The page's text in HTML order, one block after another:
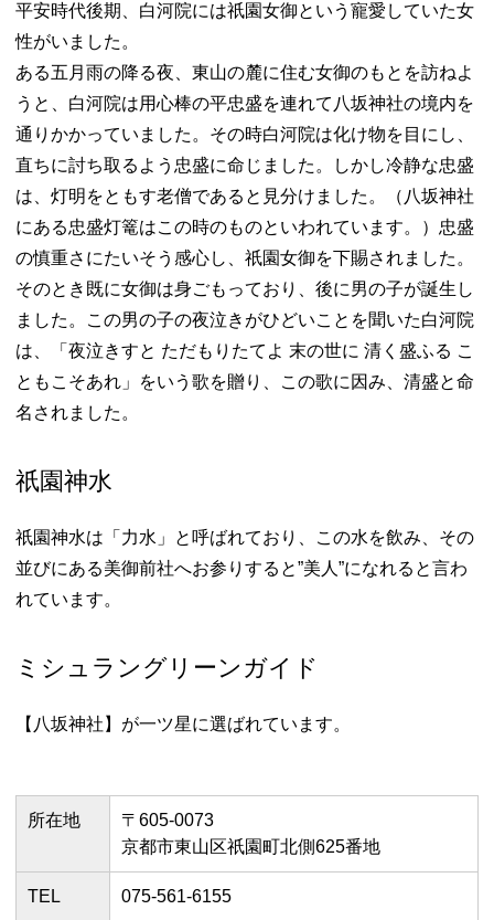
平安時代後期、白河院には祇園女御という寵愛していた女
性がいました。
ある五月雨の降る夜、東山の麓に住む女御のもとを訪ねよ
うと、白河院は用心棒の平忠盛を連れて八坂神社の境内を
通りかかっていました。その時白河院は化け物を目にし、
直ちに討ち取るよう忠盛に命じました。しかし冷静な忠盛
は、灯明をともす老僧であると見分けました。（八坂神社
にある忠盛灯篭はこの時のものといわれています。）忠盛
の慎重さにたいそう感心し、祇園女御を下賜されました。
そのとき既に女御は身ごもっており、後に男の子が誕生し
ました。この男の子の夜泣きがひどいことを聞いた白河院
は、「夜泣きすと ただもりたてよ 末の世に 清く盛ふる こ
ともこそあれ」をいう歌を贈り、この歌に因み、清盛と命
名されました。
祇園神水
祇園神水は「力水」と呼ばれており、この水を飲み、その
並びにある美御前社へお参りすると”美人”になれると言わ
れています。
ミシュラングリーンガイド
【八坂神社】が一ツ星に選ばれています。
所在地
〒605-0073
京都市東山区祇園町北側625番地
TEL 075-561-6155